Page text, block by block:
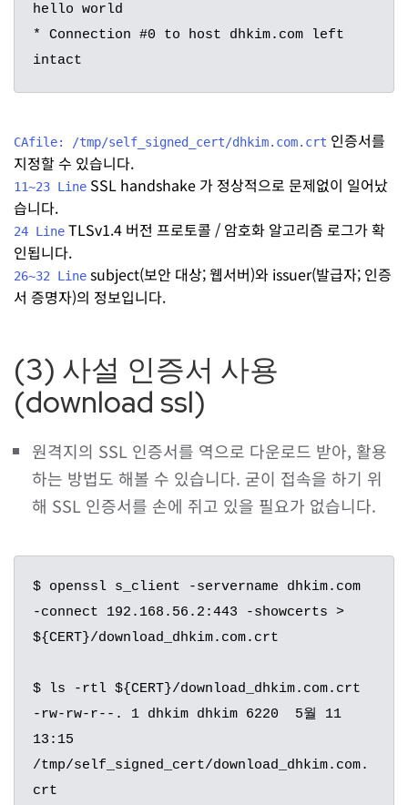
hello world
* Connection #0 to host dhkim.com left
intact
CAfile: /tmp/self_signed_cert/dhkim.com.crt 인증서를
지정할 수 있습니다.
11~23 Line SSL handshake 가 정상적으로 문제없이 일어났
습니다.
24 Line TLSv1.4 버전 프로토콜 / 암호화 알고리즘 로그가 확
인됩니다.
26~32 Line subject(보안 대상; 웹서버)와 issuer(발급자; 인증
서 증명자)의 정보입니다.
(3) 사설 인증서 사용
(download ssl)
원격지의 SSL 인증서를 역으로 다운로드 받아, 활용
하는 방법도 해볼 수 있습니다. 굳이 접속을 하기 위
해 SSL 인증서를 손에 쥐고 있을 필요가 없습니다.
$ openssl s_client -servername dhkim.com
-connect 192.168.56.2:443 -showcerts >
${CERT}/download_dhkim.com.crt
$ ls -rtl ${CERT}/download_dhkim.com.crt
-rw-rw-r--. 1 dhkim dhkim 6220  5월 11
13:15
/tmp/self_signed_cert/download_dhkim.com.
crt